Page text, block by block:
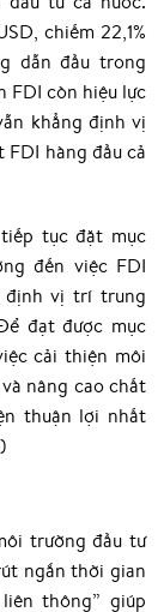
chiếm 22,1%
dẫn đầu trong
FDI còn hiệu lực
khẳng định vị
hàng đầu cả
tục đặt mục
đến việc FDI
định vị trí trung
đạt được mục
cải thiện môi
nâng cao chất
thuận lợi nhất
trường đầu tư
ngắn thời gian
thông” giúp